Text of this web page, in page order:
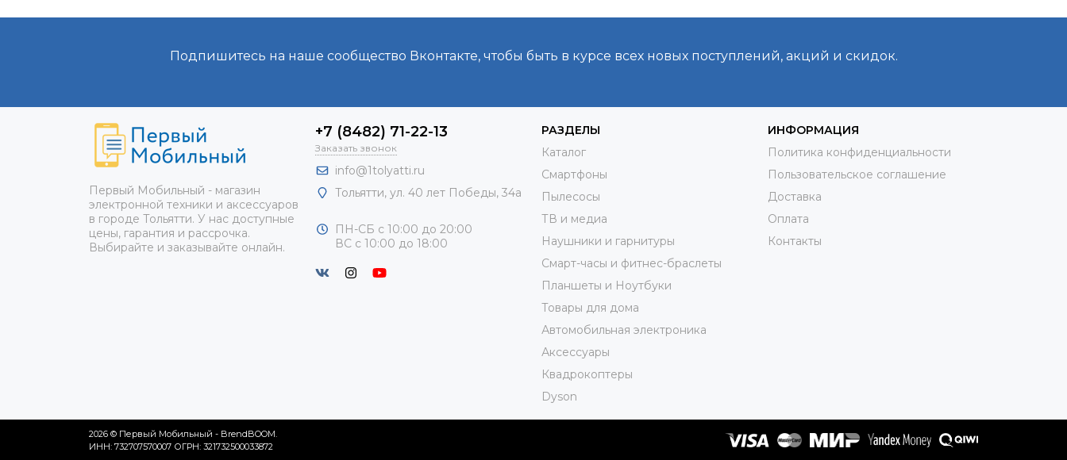
Подпишитесь на наше сообщество Вконтакте, чтобы быть в курсе всех новых поступлений, акций и скидок.
Первый Мобильный - магазин
электронной техники и аксессуаров
в городе Тольятти. У нас доступные
цены, гарантия и рассрочка.
Выбирайте и заказывайте онлайн.
+7 (8482) 71-22-13
Заказать звонок
info@1tolyatti.ru
Тольятти, ул. 40 лет Победы, 34а
ПН-СБ с 10:00 до 20:00
ВС с 10:00 до 18:00
РАЗДЕЛЫ
Каталог
Смартфоны
Пылесосы
ТВ и медиа
Наушники и гарнитуры
Смарт-часы и фитнес-браслеты
Планшеты и Ноутбуки
Товары для дома
Автомобильная электроника
Аксессуары
Квадрокоптеры
Dyson
ИНФОРМАЦИЯ
Политика конфиденциальности
Пользовательское соглашение
Доставка
Оплата
Контакты
2026 © Первый Мобильный - BrendBOOM.
ИНН: 732707570007 ОГРН: 321732500033872